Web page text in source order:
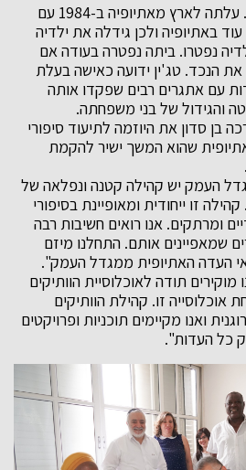
טורו טג'ין, בת 90. אלמנה. עלתה לארץ מאתיופיה ב-1984 עם
באתיופיה ולכן גידלה את ילדיה
נפטרו. ביתה נפטרה בעודה אם
הנכד. טג'ין ידועה כאישה בעלת
עם אתגרים רבים שפקדו אותה
והגידול של בני משפחתה.
בן סדון את היוזמה לתיעוד סיפורי
שהוא המשך ישיר להקמת
העמק יש קהילה קטנה ונפלאה של
זו ייחודית ומאופיינת בסיפורי
ומרתקים. אנו רואים חשיבות רבה
שמאפיינים אותם. התחלנו מיזם
העדה האתיופית ממגדל העמק".
מוקירים תודה לאוכלוסיית הוותיקים
אוכלוסייה זו. קהילת הוותיקים
ואנו מקיימים תוכניות ופרויקטים
כל העדות".